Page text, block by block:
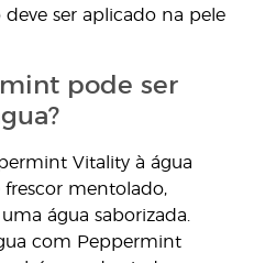
ser aplicado na pele
pode ser
Vitality à água
mentolado,
água saborizada.
com Peppermint